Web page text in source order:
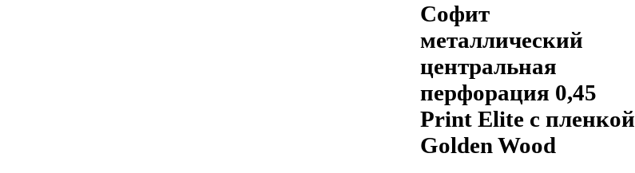
Софит
металлический
центральная
перфорация 0,45
Print Elite с пленкой
Golden Wood